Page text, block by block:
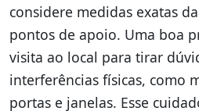
considere medidas exatas
pontos de apoio. Uma boa
visita ao local para tirar
interferências físicas, como
portas e janelas. Esse